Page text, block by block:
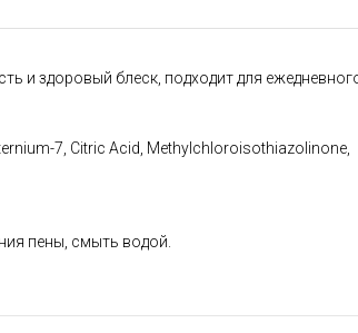
и здоровый блеск, подходит для
7, Citric Acid, Methylchloroisothiazolinone,
пены, смыть водой.